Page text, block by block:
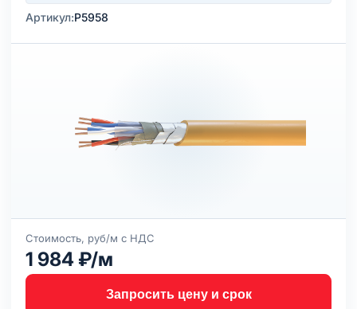
Артикул:Р5958
Стоимость, руб/м с НДС
1 984 ₽/м
Запросить цену и срок